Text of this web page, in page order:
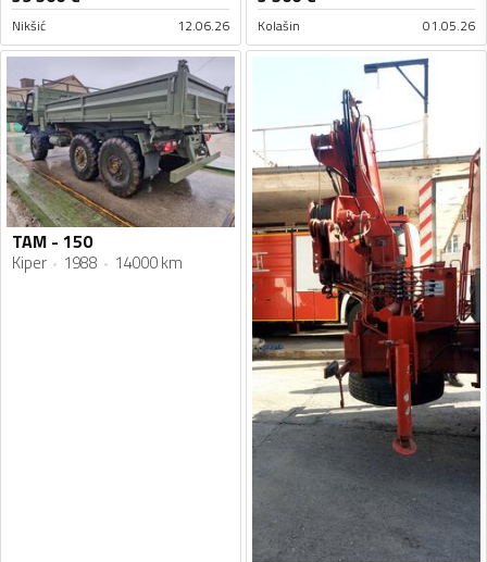
Nikšić 12.06.26 Kolašin 01.05.26
TAM - 150
Kiper 1988 14000 km